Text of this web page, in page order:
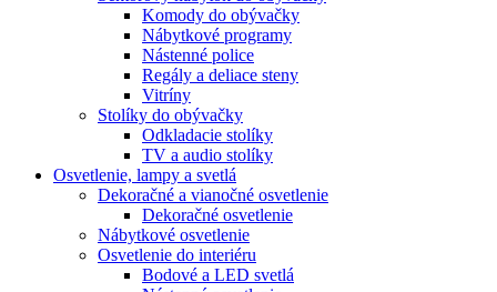
Komody do obývačky
Nábytkové programy
Nástenné police
Regály a deliace steny
Vitríny
Stolíky do obývačky
Odkladacie stolíky
TV a audio stolíky
Osvetlenie, lampy a svetlá
Dekoračné a vianočné osvetlenie
Dekoračné osvetlenie
Nábytkové osvetlenie
Osvetlenie do interiéru
Bodové a LED svetlá